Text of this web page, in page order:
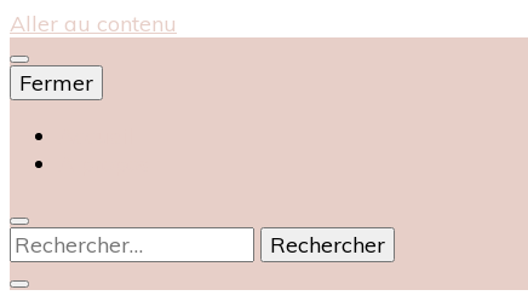
Aller au contenu
Fermer
Rechercher :